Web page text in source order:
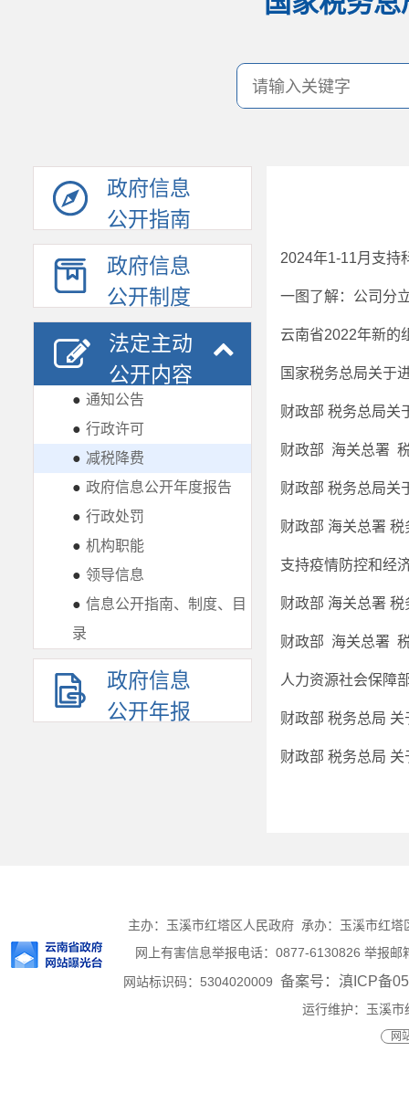
政府信息
公开指南
政府信息
公开制度
法定主动
公开内容
● 通知公告
● 行政许可
● 减税降费
● 政府信息公开年度报告
● 行政处罚
● 机构职能
● 领导信息
● 信息公开指南、制度、目
录
政府信息
公开年报
一图了解：公司分
云南省2022年新的
财政部 税务总局关
财政部 税务总局关
财政部 海关总署
支持疫情防控和经
财政部 海关总署
财政部 税务总局
财政部 税务总局
主办：玉溪市红塔区人民政府 承办：玉溪市红
网上有害信息举报电话：0877-6130826 举报邮
网站标识码：5304020009 备案号：滇ICP备
运行维护：玉溪
网